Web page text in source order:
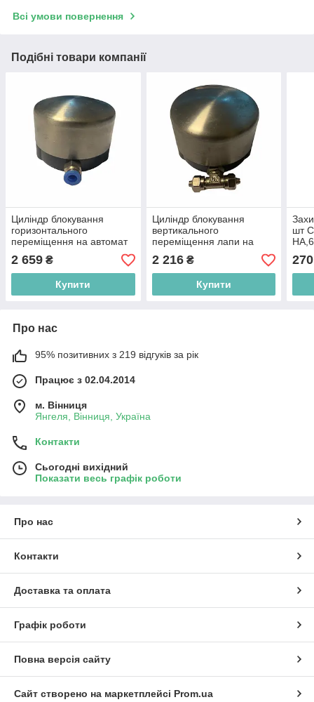
Всі умови повернення
Подібні товари компанії
Циліндр блокування
горизонтального
переміщення на автомат
Т 624,626
2 659 ₴
Купити
Циліндр блокування
вертикального
переміщення лапи на
автомат Т624,626
2 216₴
Купити
шт
270
Про нас
95% позитивних з 219 відгуків за рік
Працює з 02.04.2014
м. Вінниця
Янгеля, Вінниця, Україна
Контакти
Сьогодні вихідний
Показати весь графік роботи
Про нас
Контакти
Доставка та оплата
Графік роботи
Повна версія сайту
Сайт створено на маркетплейсі Prom.ua